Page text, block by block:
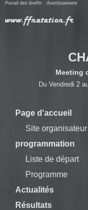
Portail des liveffn Avertissement
Meeting
Du Vendredi 2
Page d'accueil
Site organisateur
programmation
Liste de départ
Programme
Actualités
Résultats